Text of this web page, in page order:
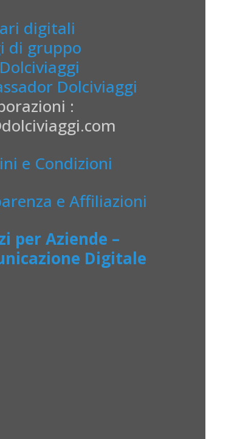
digitali
di gruppo
Dolciviaggi
:
e Condizioni
e Affiliazioni
per Aziende –
Digitale